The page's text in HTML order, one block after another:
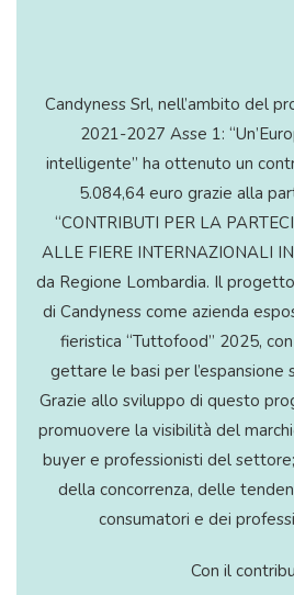
Candyness Srl, nell’ambito del
2021-2027 Asse 1:
intelligente” ha ottenuto un
5.084,64 euro grazie alla
“CONTRIBUTI PER LA
ALLE FIERE INTERNAZIONALI
da Regione Lombardia. Il
di Candyness come azienda
fieristica “Tuttofood” 2025,
gettare le basi per l’espansione
Grazie allo sviluppo di questo
promuovere la visibilità del
buyer e professionisti del
della concorrenza, delle
consumatori e dei
Con il